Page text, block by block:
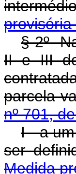
provisória
§ 2º
II e III
nº 701,
I - a
ser
Medida